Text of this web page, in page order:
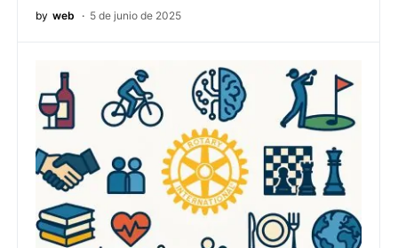
by web 5 de junio de 2025